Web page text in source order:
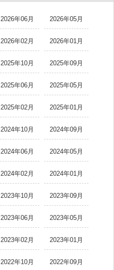
2026年06月 2026年05月
2026年02月 2026年01月
2025年10月 2025年09月
2025年06月 2025年05月
2025年02月 2025年01月
2024年10月 2024年09月
2024年06月 2024年05月
2024年02月 2024年01月
2023年10月 2023年09月
2023年06月 2023年05月
2023年02月 2023年01月
2022年10月 2022年09月